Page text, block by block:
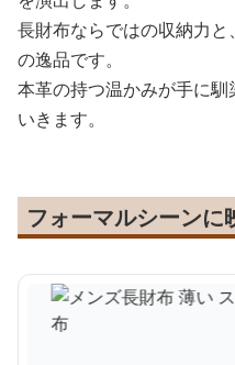
長財布ならではの収納力
の逸品です。
本革の持つ温かみが手に
いきます。
フォーマルシーンに